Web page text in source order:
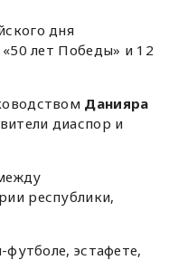
дня
лет Победы» и 12
Данияра
диаспор и
республики,
эстафете,